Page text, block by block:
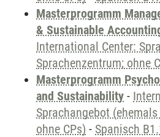
Masterprogramm
& Sustainable
International Center:
Sprachenzentrum; ohne
Masterprogramm
and Sustainability -
Sprachangebot
ohne CPs) - Spanisch